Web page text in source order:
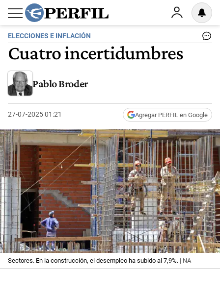
ELECCIONES E INFLACIÓN
Cuatro incertidumbres
Pablo Broder
27-07-2025 01:21 Agregar PERFIL en Google
Sectores. En la construcción, el desempleo ha subido al 7,9%. | NA